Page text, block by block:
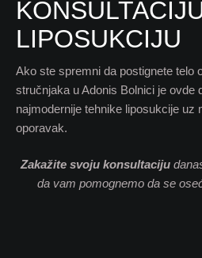
LIPOSUKCIJU
Ako ste spremni da postignete telo
stručnjaka u Adonis Bolnici je ovde
najmodernije tehnike liposukcije uz
oporavak.
Zakažite svoju konsultaciju
da vam pomognemo da se